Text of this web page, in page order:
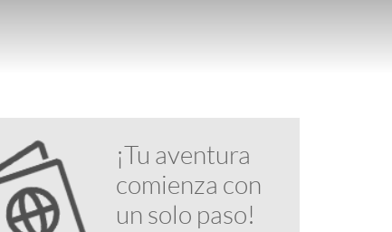
¡Tu aventura
comienza con
un solo paso!